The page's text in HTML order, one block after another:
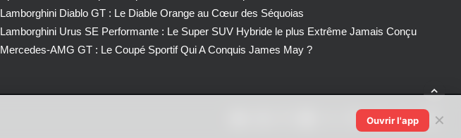
Lamborghini Diablo GT : Le Diable Orange au Cœur des Séquoias
Lamborghini Urus SE Performante : Le Super SUV Hybride le plus Extrême Jamais Conçu
Mercedes-AMG GT : Le Coupé Sportif Qui A Conquis James May ?
Ouvrir l'app ✕